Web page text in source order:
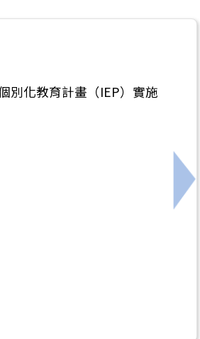
驗營」，延長報名時間，請同
別化教育計畫（IEP）實施
下